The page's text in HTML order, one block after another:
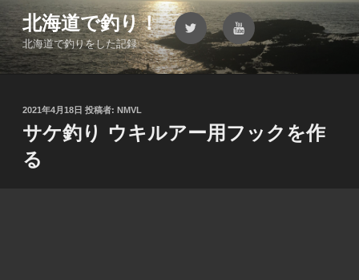
ン
テ
ン
北海道で釣り！
北海道で釣りをした記録
Twitter YouTube
投
稿
日:
2021年4月18日 投稿者: NMVL
サケ釣り ウキルアー用フックを作
る